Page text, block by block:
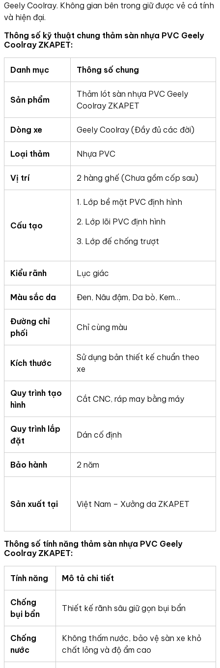
Geely Coolray. Không gian bên trong giữ được vẻ cá tính
và hiện đại.
Thông số kỹ thuật chung thảm sàn nhựa PVC Geely
Coolray ZKAPET:
Danh mục Thông số chung
Sản phẩm
Thảm lót sàn nhựa PVC Geely
Coolray ZKAPET
Dòng xe Geely Coolray (Đầy đủ các đời)
Loại thảm Nhựa PVC
Vị trí 2 hàng ghế (Chưa gồm cốp sau)
Cấu tạo
1. Lớp bề mặt PVC định hình
2. Lớp lõi PVC định hình
3. Lớp đế chống trượt
Kiểu rãnh Lục giác
Màu sắc da Đen, Nâu đậm, Da bò, Kem…
Đường chỉ
phối
Chỉ cùng màu
Kích thước
Sử dụng bản thiết kế chuẩn theo
xe
Quy trình tạo
hình
Cắt CNC, ráp may bằng máy
Quy trình lắp
đặt
Dán cố định
Bảo hành 2 năm
Sản xuất tại Việt Nam – Xưởng da ZKAPET
Thông số tính năng thảm sàn nhựa PVC Geely
Coolray ZKAPET:
Tính năng Mô tả chi tiết
Chống
bụi bẩn
Thiết kế rãnh sâu giữ gọn bụi bẩn
Chống
nước
Không thấm nước, bảo vệ sàn xe khỏ
chất lỏng và độ ẩm cao